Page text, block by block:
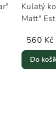
Kulatý
Matt"
560 Kč
Do